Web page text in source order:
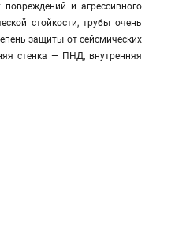
и агрессивного
стойкости, трубы очень
защиты от сейсмических
стенка — ПНД, внутренняя